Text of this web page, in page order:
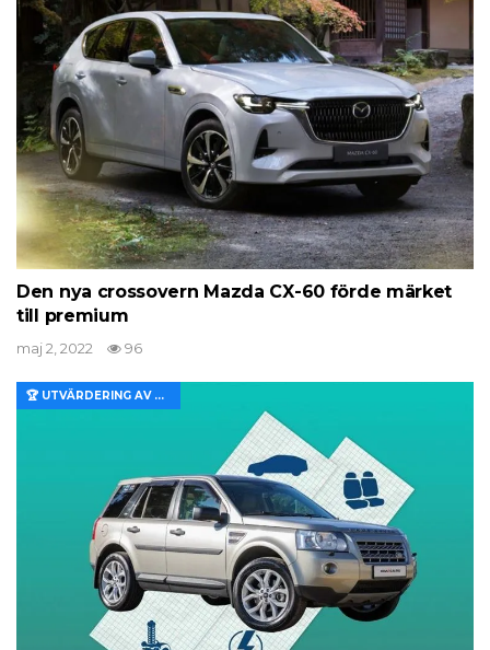
Den nya crossovern Mazda CX-60 förde märket
till premium
maj 2, 2022 96
🏆 UTVÄRDERING AV EGENSKAPER OCH VÄRDE